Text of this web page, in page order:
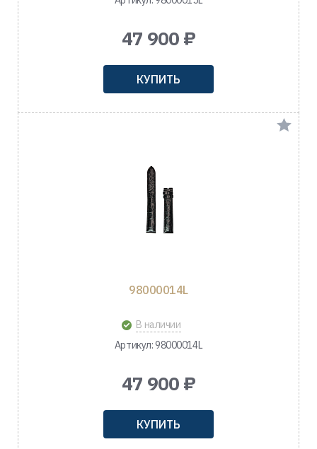
47 900 ₽
КУПИТЬ
98000014L
В наличии
Артикул: 98000014L
47 900 ₽
КУПИТЬ